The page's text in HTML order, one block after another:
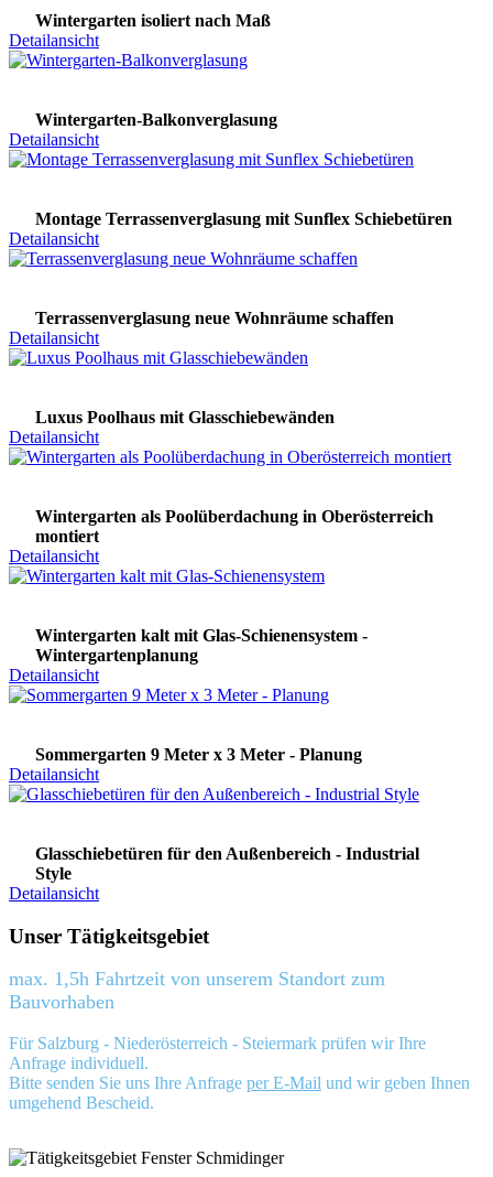
Wintergarten isoliert nach Maß
Detailansicht
Wintergarten-Balkonverglasung
Detailansicht
Montage Terrassenverglasung mit Sunflex Schiebetüren
Detailansicht
Terrassenverglasung neue Wohnräume schaffen
Detailansicht
Luxus Poolhaus mit Glasschiebewänden
Detailansicht
Wintergarten als Poolüberdachung in Oberösterreich
montiert
Detailansicht
Wintergarten kalt mit Glas-Schienensystem -
Wintergartenplanung
Detailansicht
Sommergarten 9 Meter x 3 Meter - Planung
Detailansicht
Glasschiebetüren für den Außenbereich - Industrial
Style
Detailansicht
Unser Tätigkeitsgebiet
max. 1,5h Fahrtzeit von unserem Standort zum
Bauvorhaben
Für Salzburg - Niederösterreich - Steiermark prüfen wir Ihre
Anfrage individuell.
Bitte senden Sie uns Ihre Anfrage per E-Mail und wir geben Ihnen
umgehend Bescheid.